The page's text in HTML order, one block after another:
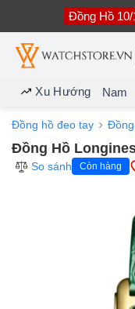
nội
dung
Đồng Hồ 10/
Xu Hướng Nam
Đồng hồ đeo tay
Đồng Hồ
So sánh
Còn hàng